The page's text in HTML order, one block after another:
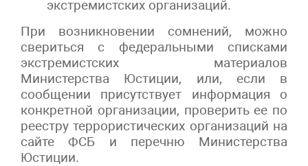
экстремистских организаций.
При возникновении сомнений, можно
свериться с федеральными списками
экстремистских материалов
Министерства Юстиции, или, если в
сообщении присутствует информация о
конкретной организации, проверить ее по
реестру террористических организаций на
сайте ФСБ и перечню Министерства
Юстиции.